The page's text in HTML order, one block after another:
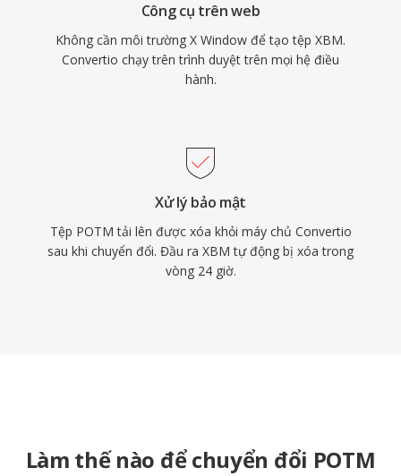
Công cụ trên web
Không cần môi trường X Window để tạo tệp XBM.
Convertio chạy trên trình duyệt trên mọi hệ điều
hành.
Xử lý bảo mật
Tệp POTM tải lên được xóa khỏi máy chủ Convertio
sau khi chuyển đổi. Đầu ra XBM tự động bị xóa trong
vòng 24 giờ.
Làm thế nào để chuyển đổi POTM